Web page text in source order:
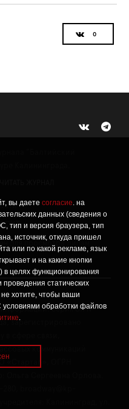
вы даете согласие. на
данных (сведения о
тип и версия браузера, тип
источник, откуда пришел
или по какой рекламе, язык
и на какие кнопки
в целях функционирования
проведения статических
хотите, чтобы ваши
условиями обработки файлов
.
для просмотра лицам
запись о
информации: серия Эл №